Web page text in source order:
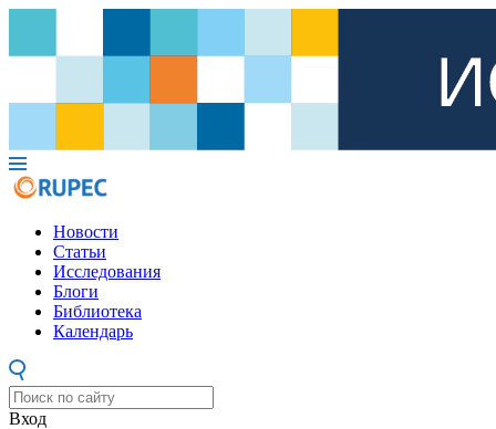
Новости
Статьи
Исследования
Блоги
Библиотека
Календарь
Вход